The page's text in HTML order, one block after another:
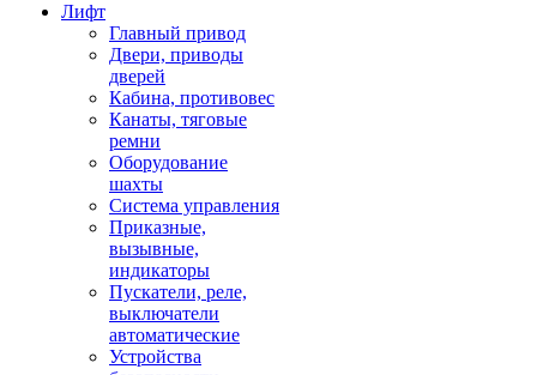
Лифт
Главный привод
Двери, приводы
дверей
Кабина, противовес
Канаты, тяговые
ремни
Оборудование
шахты
Система управления
Приказные,
вызывные,
индикаторы
Пускатели, реле,
выключатели
автоматические
Устройства